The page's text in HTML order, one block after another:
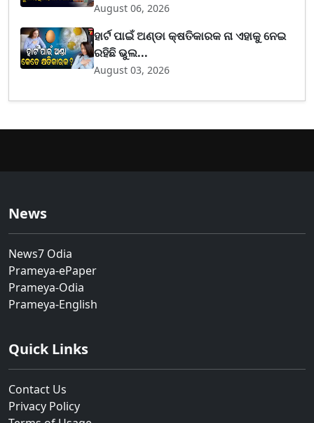
August 06, 2026
ହାର୍ଟ ପାଇଁ ଅଣ୍ଡା କ୍ଷତିକାରକ ନା ଏହାକୁ ନେଇ
ରହିଛି ଭୁଲ...
August 03, 2026
News
News7 Odia
Prameya-ePaper
Prameya-Odia
Prameya-English
Quick Links
Contact Us
Privacy Policy